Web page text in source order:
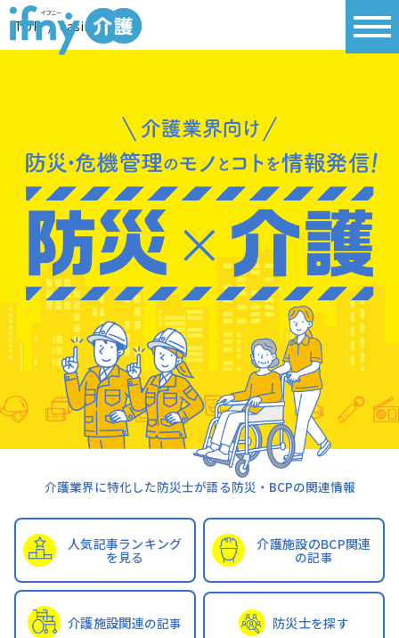
TOP / casino
介護業界に特化した防災士が語る防災・BCPの関連情報
人気記事ランキング
を見る
介護施設のBCP関連
の記事
介護施設関連の記事 防災⼠を探す